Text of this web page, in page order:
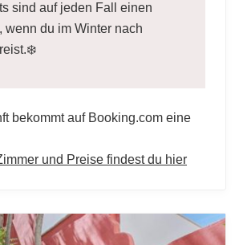
sind auf jeden Fall einen
wenn du im Winter nach
bekommt auf Booking.com eine
und Preise findest du hier